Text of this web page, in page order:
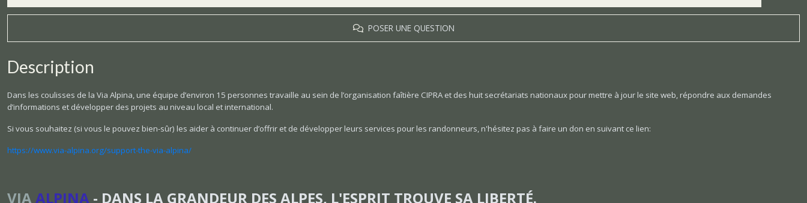
POSER UNE QUESTION
Description
Dans les coulisses de la Via Alpina, une équipe d’environ 15 personnes travaille au sein de l’organisation faîtière CIPRA et des huit secrétariats nationaux pour mettre à jour le site web, répondre aux demandes
d’informations et développer des projets au niveau local et international.
Si vous souhaitez (si vous le pouvez bien-sûr) les aider à continuer d’offrir et de développer leurs services pour les randonneurs, n'hésitez pas à faire un don en suivant ce lien:
https://www.via-alpina.org/support-the-via-alpina/
VIAALPINA - DANS LA GRANDEUR DES ALPES, L'ESPRIT TROUVE SA LIBERTÉ.